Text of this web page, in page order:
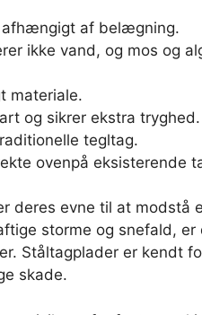
afhængigt af belægning.
ikke vand, og mos og
materiale.
og sikrer ekstra tryghed.
tegltag.
ovenpå eksisterende
deres evne til at modstå
storme og snefald,
Ståltagplader er kendt
skade.